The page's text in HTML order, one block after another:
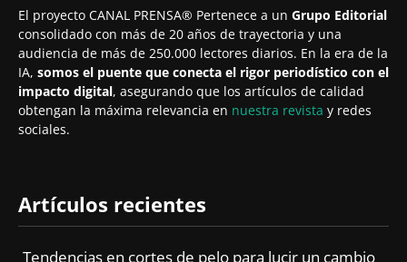
El proyecto CANAL PRENSA® Pertenece a un Grupo Editorial
consolidado con más de 20 años de trayectoria y una
audiencia de más de 250.000 lectores diarios. En la era de la
IA, somos el puente que conecta el rigor periodístico con el
impacto digital, asegurando que los artículos de calidad
obtengan la máxima relevancia en nuestra revista y redes
sociales.
Artículos recientes
Tendencias en cortes de pelo para lucir un cambio